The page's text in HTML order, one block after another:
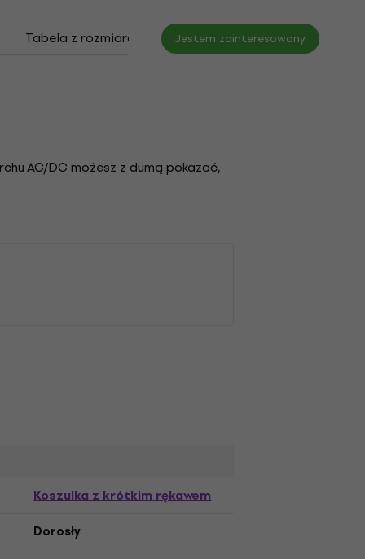
Tabela z rozmiarami Jestem zainteresowany
AC/DC możesz z dumą pokazać,
Koszulka z krótkim rękawem
Dorosły